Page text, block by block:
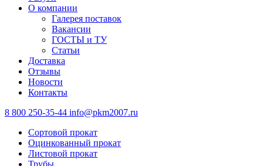
О компании
Галерея поставок
Вакансии
ГОСТЫ и ТУ
Статьи
Доставка
Отзывы
Новости
Контакты
8 800 250-35-44 info@pkm2007.ru
Сортовой прокат
Оцинкованный прокат
Листовой прокат